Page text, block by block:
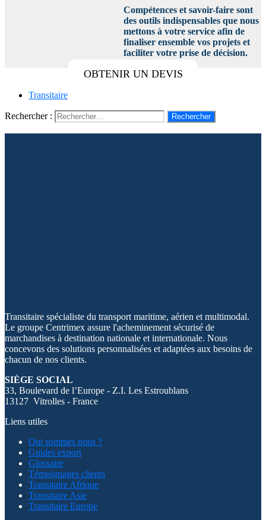
Compétences et savoir-faire sont
des outils indispensables que nous
mettons à votre service afin de
finaliser ensemble vos projets et
faciliter votre prise de décision.
OBTENIR UN DEVIS
Transitaire
Rechercher :
Transitaire spécialiste du transport maritime, aérien et multimodal.
Le groupe Centrimex assure l'acheminement sécurisé de
marchandises à destination nationale et internationale. Nous
concevons des solutions personnalisées et adaptées aux besoins de
chacun de nos clients.
SIÈGE SOCIAL
33, Boulevard de l’Europe - Z.I. Les Estroublans
13127 Vitrolles - France
Liens utiles
Qui sommes nous ?
Guides export
Glossaire
Témoignages clients
Transitaire Afrique
Transitaire Asie
Transitaire Europe